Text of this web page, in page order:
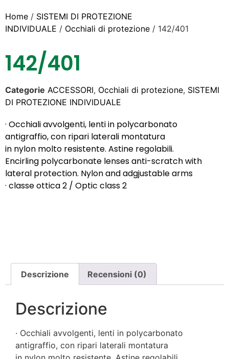
Home / SISTEMI DI PROTEZIONE
INDIVIDUALE / Occhiali di protezione / 142/401
142/401
Categorie ACCESSORI, Occhiali di protezione, SISTEMI
DI PROTEZIONE INDIVIDUALE
· Occhiali avvolgenti, lenti in polycarbonato
antigraffio, con ripari laterali montatura
in nylon molto resistente. Astine regolabili.
Encirling polycarbonate lenses anti-scratch with
lateral protection. Nylon and adgjustable arms
· classe ottica 2 / Optic class 2
Descrizione Recensioni (0)
Descrizione
· Occhiali avvolgenti, lenti in polycarbonato
antigraffio, con ripari laterali montatura